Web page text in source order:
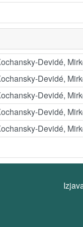
Devidé,
Devidé,
Devidé,
Devidé,
Devidé,